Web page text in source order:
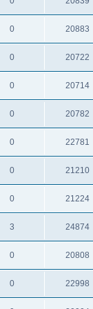
0 20883
0 20722
0 20714
0 20782
0 22781
0 21210
0 21224
3 24874
0 20808
0 22998